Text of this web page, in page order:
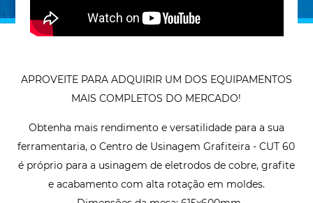
APROVEITE PARA ADQUIRIR UM DOS EQUIPAMENTOS
MAIS COMPLETOS DO MERCADO!
Obtenha mais rendimento e versatilidade para a sua
ferramentaria, o Centro de Usinagem Grafiteira - CUT 60
é próprio para a usinagem de eletrodos de cobre, grafite
e acabamento com alta rotação em moldes.